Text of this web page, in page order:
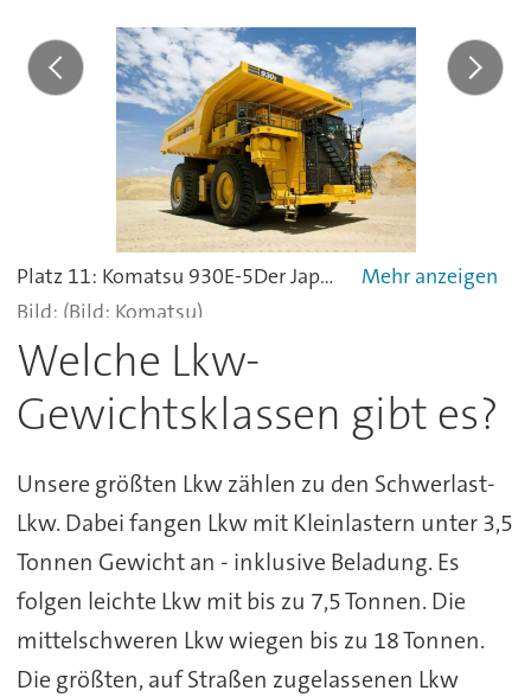
Platz 11: Komatsu 930E-5Der Japaner mit einer Nutzlast von 290 Tonnen ist 2.700 PS (2014 kW) stark und fährt mit einem Elektro-Generator, der von einem 16-Zylinder-Turbodiesel angetrieben wird. Die maximale Fahrgeschwindigkeit liegt bei 64,5 km/h.
(Bild: Komatsu)
Welche Lkw-
Gewichtsklassen gibt es?
Unsere größten Lkw zählen zu den Schwerlast-
Lkw. Dabei fangen Lkw mit Kleinlastern unter 3,5
Tonnen Gewicht an - inklusive Beladung. Es
folgen leichte Lkw mit bis zu 7,5 Tonnen. Die
mittelschweren Lkw wiegen bis zu 18 Tonnen.
Die größten, auf Straßen zugelassenen Lkw